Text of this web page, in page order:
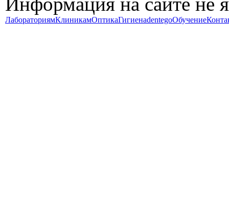
ЛабораториямКлиникамОптикаГигиенаdentegoОбучение